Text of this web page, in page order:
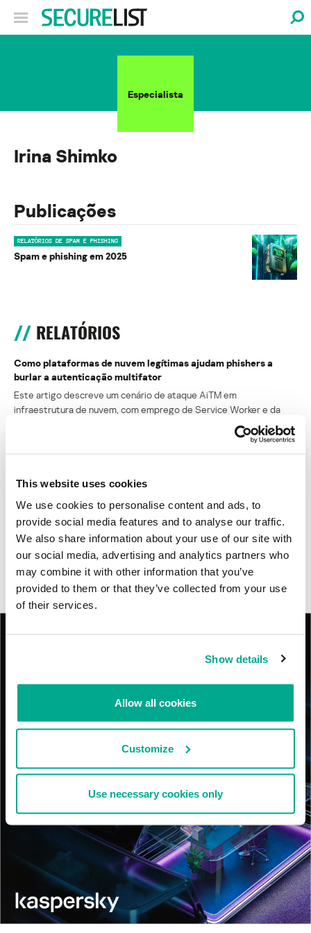
This website uses cookies
We use cookies to personalise content and ads, to
provide social media features and to analyse our traffic.
We also share information about your use of our site with
our social media, advertising and analytics partners who
may combine it with other information that you’ve
provided to them or that they’ve collected from your use
of their services.
Show details
Allow all cookies
Customize
Use necessary cookies only
Especialista
Irina Shimko
Publicações
RELATÓRIOS DE SPAM E PHISHING
Spam e phishing em 2025
RELATÓRIOS
Como plataformas de nuvem legítimas ajudam phishers a
burlar a autenticação multifator
Este artigo descreve um cenário de ataque AiTM em
infraestrutura de nuvem, com emprego de Service Worker e da
biblioteca Ultraviolet, e apresenta estatísticas detalhadas sobre a
hospedagem de phishing em plataformas como Cloudflare
Argamal: Um malware oculto em jogos de hentai
JanelaRAT: uma ameaça financeira que tem como alvo os
usuários na América Latina
The SOC Files: Hora de “Sapecar”! Análise de uma nova
campanha do Horabot no México